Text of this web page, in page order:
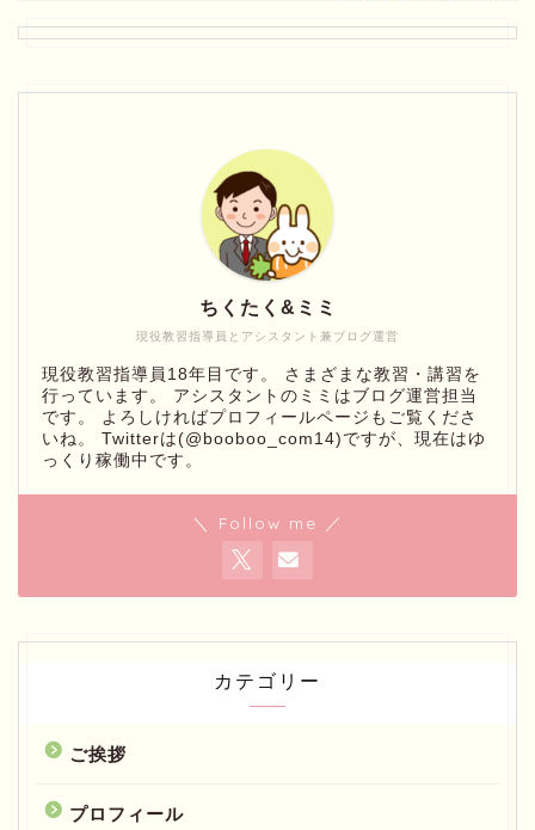
現役教習指導員とアシスタント兼ブログ運営
ちくたく&ミミ
現役教習指導員18年目です。 さまざまな教習・講習を
行っています。 アシスタントのミミはブログ運営担当
です。 よろしければプロフィールページもご覧くださ
いね。 Twitterは(@booboo_com14)ですが、現在はゆ
っくり稼働中です。
＼ Follow me ／
カテゴリー
ご挨拶
プロフィール